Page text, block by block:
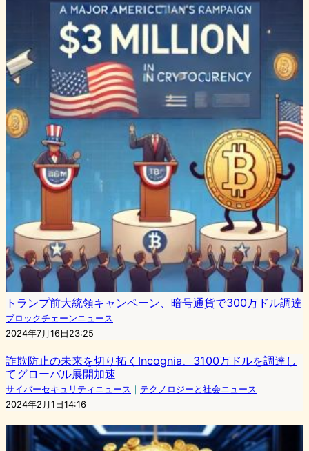
トランプ前大統領キャンペーン、暗号通貨で300万ドル調達
ブロックチェーンニュース
2024年7月16日23:25
詐欺防止の未来を切り拓くIncognia、3100万ドルを調達し
てグローバル展開加速
サイバーセキュリティニュース ｜ テクノロジーと社会ニュース
2024年2月1日14:16